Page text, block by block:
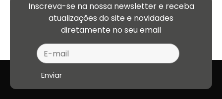
Inscreva-se na nossa newsletter e receba
atualizações do site e novidades
diretamente no seu email